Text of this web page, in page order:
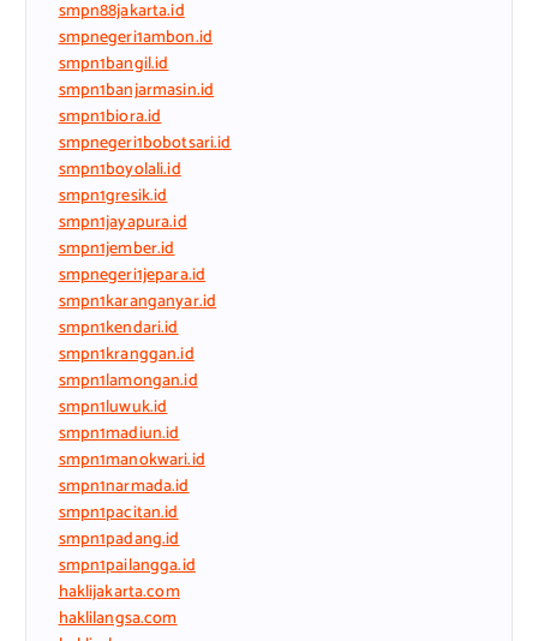
smpn88jakarta.id
smpnegeri1ambon.id
smpn1bangil.id
smpn1banjarmasin.id
smpn1biora.id
smpnegeri1bobotsari.id
smpn1boyolali.id
smpn1gresik.id
smpn1jayapura.id
smpn1jember.id
smpnegeri1jepara.id
smpn1karanganyar.id
smpn1kendari.id
smpn1kranggan.id
smpn1lamongan.id
smpn1luwuk.id
smpn1madiun.id
smpn1manokwari.id
smpn1narmada.id
smpn1pacitan.id
smpn1padang.id
smpn1pailangga.id
haklijakarta.com
haklilangsa.com